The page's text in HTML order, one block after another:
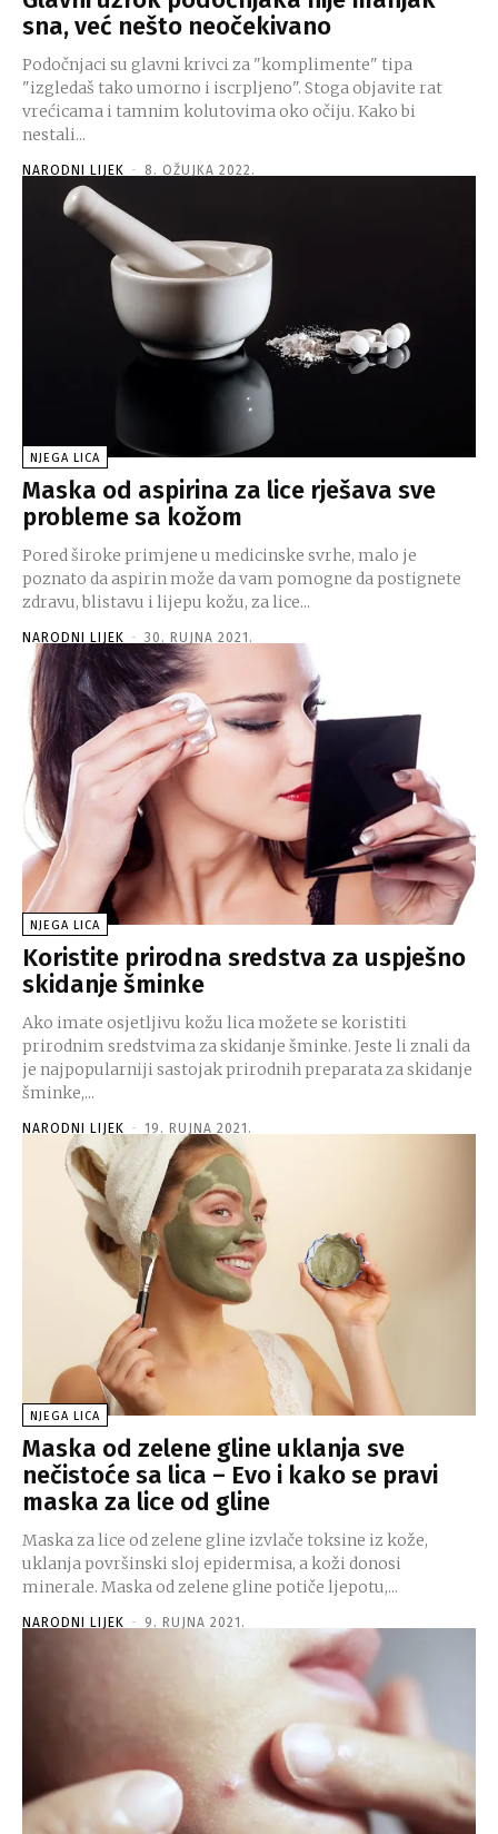
sna, već nešto neočekivano
Podočnjaci su glavni krivci za "komplimente" tipa
"izgledaš tako umorno i iscrpljeno". Stoga objavite rat
vrećicama i tamnim kolutovima oko očiju. Kako bi
nestali...
NARODNI LIJEK - 8. OŽUJKA 2022.
NJEGA LICA
Maska od aspirina za lice rješava sve
probleme sa kožom
Pored široke primjene u medicinske svrhe, malo je
poznato da aspirin može da vam pomogne da postignete
zdravu, blistavu i lijepu kožu, za lice...
NARODNI LIJEK - 30. RUJNA 2021.
NJEGA LICA
Koristite prirodna sredstva za uspješno
skidanje šminke
Ako imate osjetljivu kožu lica možete se koristiti
prirodnim sredstvima za skidanje šminke. Jeste li znali da
je najpopularniji sastojak prirodnih preparata za skidanje
šminke,...
NARODNI LIJEK - 19. RUJNA 2021.
NJEGA LICA
Maska od zelene gline uklanja sve
nečistoće sa lica – Evo i kako se pravi
maska za lice od gline
Maska za lice od zelene gline izvlače toksine iz kože,
uklanja površinski sloj epidermisa, a koži donosi
minerale. Maska od zelene gline potiče ljepotu,...
NARODNI LIJEK - 9. RUJNA 2021.